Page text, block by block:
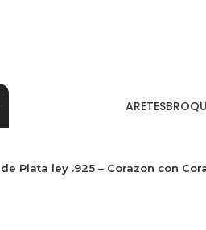
ARETES
Plata ley .925 – Corazon con